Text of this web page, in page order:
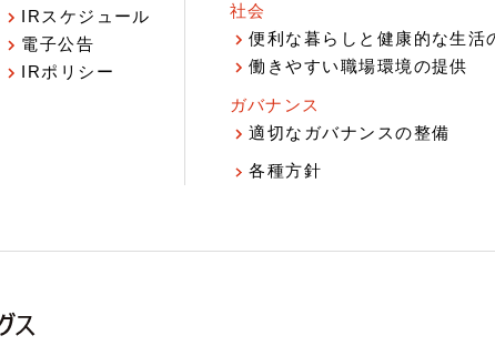
IRスケジュール
電子公告
IRポリシー
社会
便利な暮らしと健康的な生活
働きやすい職場環境の提供
ガバナンス
適切なガバナンスの整備
各種方針